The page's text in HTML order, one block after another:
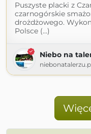
Puszyste placki z
czarnogórskie
drożdżowego.
Polsce (...)
Niebo na